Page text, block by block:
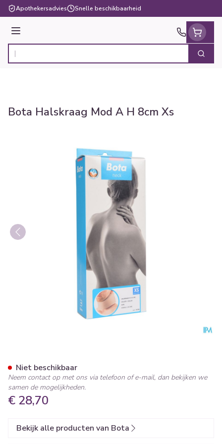
Ga naar de inhoud
Apothekersadvies Snelle beschikbaarheid
Menu
Product, merk, categorie... Zoek
Bota Halskraag Mod A H 8cm Xs
€ 28,70
Niet beschikbaar
Neem contact op met ons via telefoon of e-mail, dan bekijken we
samen de mogelijkheden.
Bekijk alle producten van Bota